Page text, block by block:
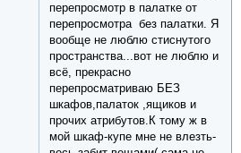
перепросмотр в палатке от
перепросмотра без палатки. Я
вообще не люблю стиснутого
пространства...вот не люблю и
всё, прекрасно
перепросматриваю БЕЗ
шкафов,палаток ,ящиков и
прочих атрибутов.К тому ж в
мой шкаф-купе мне не влезть-